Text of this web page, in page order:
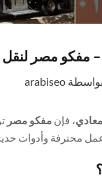
مفكو مصر لنقل
arabiseo
، فإن مفكو مصر
محترفة وأدوات